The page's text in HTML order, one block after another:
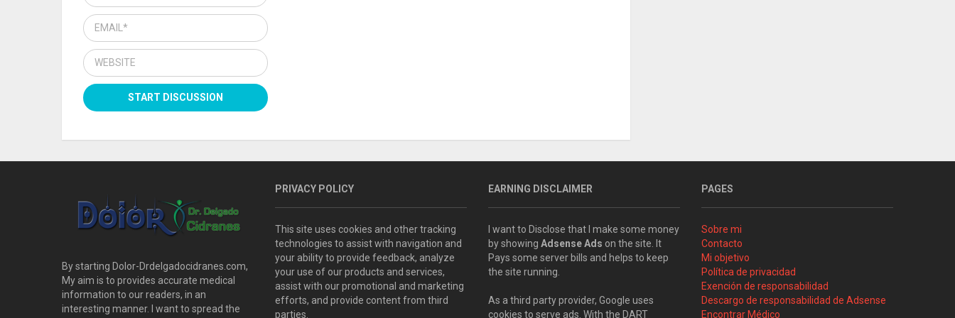
By starting Dolor-Drdelgadocidranes.com,
My aim is to provides accurate medical
information to our readers, in an
interesting manner. I want to spread the
PRIVACY POLICY
This site uses cookies and other tracking
technologies to assist with navigation and
your ability to provide feedback, analyze
your use of our products and services,
assist with our promotional and marketing
efforts, and provide content from third
parties.
EARNING DISCLAIMER
I want to Disclose that I make some money
by showing Adsense Ads on the site. It
Pays some server bills and helps to keep
the site running.
As a third party provider, Google uses
cookies to serve ads. With the DART
PAGES
Sobre mi
Contacto
Mi objetivo
Política de privacidad
Exención de responsabilidad
Descargo de responsabilidad de Adsense
Encontrar Médico